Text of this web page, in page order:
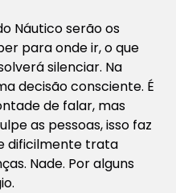
Náutico serão os
para onde ir, o que
silenciar. Na
decisão consciente. É
de falar, mas
as pessoas, isso faz
dificilmente trata
Nade. Por alguns